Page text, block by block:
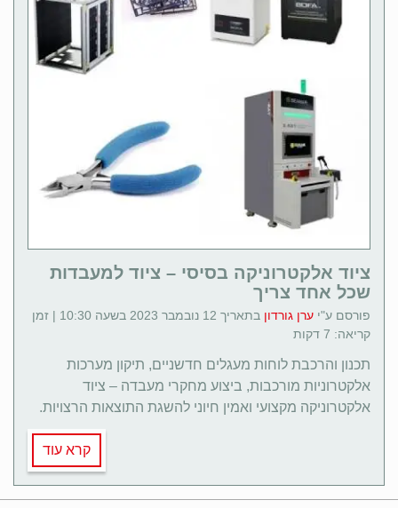
ציוד אלקטרוניקה בסיסי – ציוד למעבדות
שכל אחד צריך
פורסם ע"י ערן גורדון
בתאריך 12 נובמבר 2023 בשעה 10:30 | זמן
קריאה: 7 דקות
תכנון והרכבת לוחות מעגלים חדשניים, תיקון מערכות
אלקטרוניות מורכבות, ביצוע מחקרי מעבדה – ציוד
אלקטרוניקה מקצועי ואמין חיוני להשגת התוצאות הרצויות.
קרא עוד